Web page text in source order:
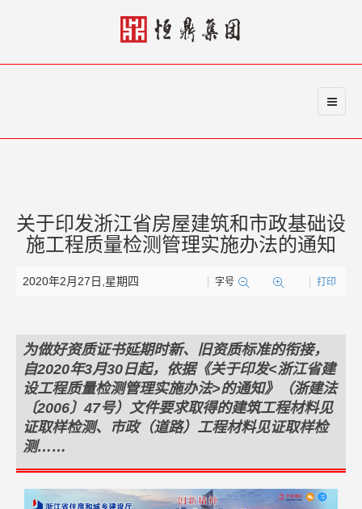
关于印发浙江省房屋建筑和市政基础设
施工程质量检测管理实施办法的通知
2020年2月27日,星期四 字号 打印
为做好资质证书延期时新、旧资质标准的衔接，
自2020年3月30日起，依据《关于印发<浙江省建
设工程质量检测管理实施办法>的通知》（浙建法
〔2006〕47号）文件要求取得的建筑工程材料见
证取样检测、市政（道路）工程材料见证取样检
测……